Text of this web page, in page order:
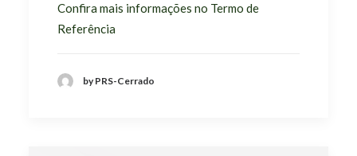
Confira mais informações no Termo de
Referência
by PRS-Cerrado